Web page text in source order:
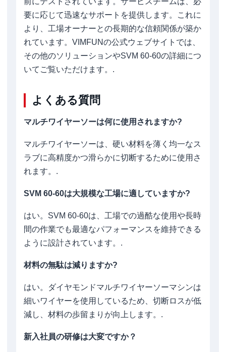
要に応じて迅速なサポートを提供します。これに
より、工場オーナーとの長期的な信頼関係が築か
れています。VIMFUNの公式ウェブサイトでは、
その他のソリューションやSVM 60-60の詳細につ
いてご覧いただけます。.
よくある質問
マルチワイヤーソーは何に使用されますか?
マルチワイヤーソーは、硬い材料を薄く均一なス
ラブに高精度かつ滑らかに切断するために使用さ
れます。.
SVM 60-60は大規模な工場に適していますか?
はい。SVM 60-60は、工場での過酷な使用や長時
間の作業でも最適なパフォーマンスを維持できる
ように設計されています。.
材料の無駄は減りますか?
はい。ダイヤモンドマルチワイヤーソーマシンは
細いワイヤーを使用しているため、切断ロスが低
減し、材料の歩留まりが向上します。.
新入社員の研修は大変ですか？